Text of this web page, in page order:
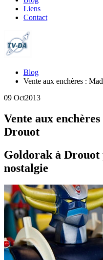
Liens
Contact
Blog
Vente aux enchères :
09 Oct2013
Vente aux
Drouot
Goldorak à Drouot
nostalgie